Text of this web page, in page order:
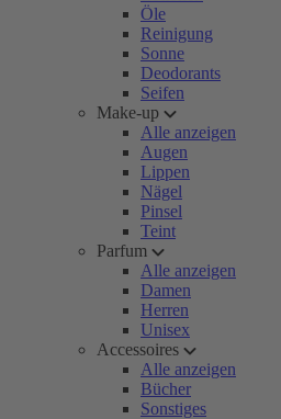
Öle
Reinigung
Sonne
Deodorants
Seifen
Make-up
Alle anzeigen
Augen
Lippen
Nägel
Pinsel
Teint
Parfum
Alle anzeigen
Damen
Herren
Unisex
Accessoires
Alle anzeigen
Bücher
Sonstiges